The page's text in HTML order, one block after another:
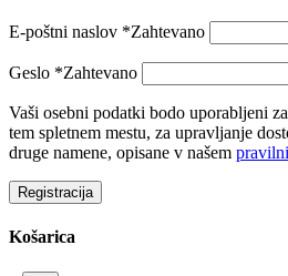
E-poštni naslov *Zahtevano
Geslo *Zahtevano
Vaši osebni podatki bodo uporabljeni
tem spletnem mestu, za upravljanje
druge namene, opisane v našem
Registracija
Košarica